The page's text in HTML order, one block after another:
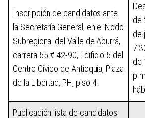
Inscripción de candidatos ante
la Secretaría General, en el Nodo
Subregional del Valle de Aburrá,
carrera 55 # 42-90, Edificio 5 del
Centro Cívico de Antioquia, Plaza
de la Libertad, PH, piso 4.
de
de
de
Publicación lista de candidatos